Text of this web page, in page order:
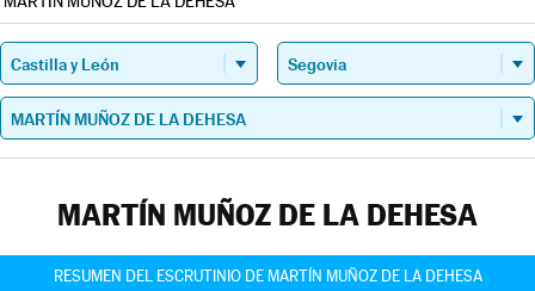
MARTÍN MUÑOZ DE LA DEHESA
RESUMEN DEL ESCRUTINIO DE MARTÍN MUÑOZ DE LA DEHESA